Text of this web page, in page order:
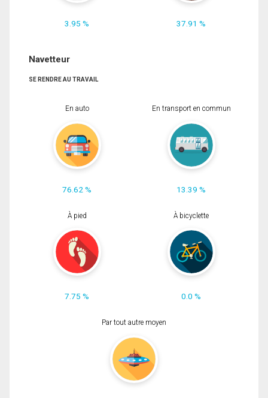
3.95 % 37.91 %
Navetteur
SE RENDRE AU TRAVAIL
En auto
76.62 %
En transport en commun
13.39 %
À pied
7.75 %
À bicyclette
0.0 %
Par tout autre moyen